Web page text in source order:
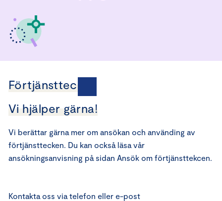
Förtjänsttecken
Vi hjälper gärna!
Vi berättar gärna mer om ansökan och använding av
förtjänsttecken. Du kan också läsa vår
ansökningsanvisning på sidan Ansök om förtjänsttekcen.
Kontakta oss via telefon eller e-post